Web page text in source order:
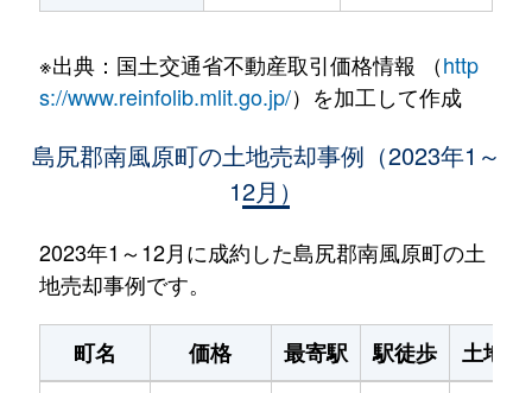
※出典：国土交通省不動産取引価格情報 （http
s://www.reinfolib.mlit.go.jp/）を加工して作成
島尻郡南風原町の土地売却事例（2023年1～
12月）
2023年1～12月に成約した島尻郡南風原町の土
地売却事例です。
町名 価格 最寄駅 駅徒歩
土地面